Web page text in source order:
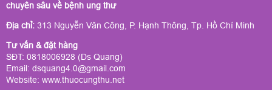
chuyên sâu về bệnh ung thư
Địa chỉ: 313 Nguyễn Văn Công, P. Hạnh Thông, Tp. Hồ Chí Minh
Tư vấn & đặt hàng
SĐT: 0818006928 (Ds Quang)
Email: dsquang4.0@gmail.com
Website: www.thuocungthu.net